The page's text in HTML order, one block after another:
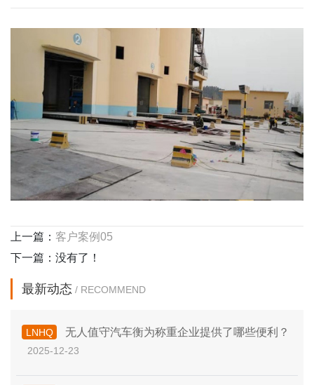
上一篇： 客户案例05
下一篇：没有了！
最新动态 / RECOMMEND
LNHQ 无人值守汽车衡为称重企业提供了哪些便利？
2025-12-23